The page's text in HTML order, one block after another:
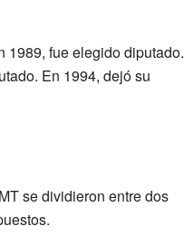
1989, fue elegido diputado.
En 1994, dejó su
se dividieron entre dos